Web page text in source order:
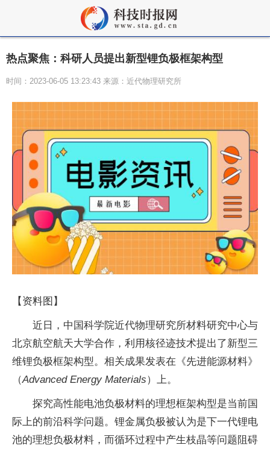
热点聚焦：科研人员提出新型锂负极框架构型
时间：2023-06-05 13:23:43 来源：近代物理研究所
【资料图】
近日，中国科学院近代物理研究所材料研究中心与
北京航空航天大学合作，利用核径迹技术提出了新型三
维锂负极框架构型。相关成果发表在《先进能源材料》
（Advanced Energy Materials）上。
探究高性能电池负极材料的理想框架构型是当前国
际上的前沿科学问题。锂金属负极被认为是下一代锂电
池的理想负极材料，而循环过程中产生枝晶等问题阻碍